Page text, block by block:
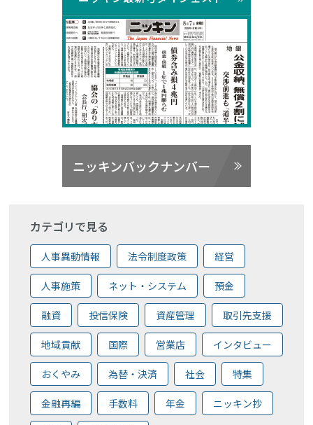
ニッキンバックナンバー
カテゴリで見る
人事異動情報 法令制度政策 経営
人事施策 ネット・システム 預金
融資 投信保険 資産管理 取引先支援
地域貢献 国際 営業店 インタビュー
おくやみ 為替・決済 社会 特集
金融再編 手数料 年金 ニッキン抄